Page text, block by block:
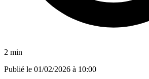
2 min
Publié le 01/02/2026 à 10:00